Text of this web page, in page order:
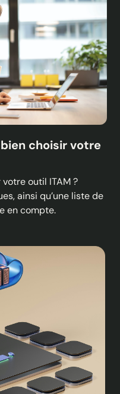
choisir votre
outil ITAM ?
ainsi qu’une liste de
en compte.